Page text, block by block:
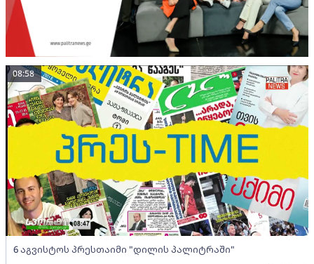
6 აგვისტოს პრესთაიმი "დილის პალიტრაში"
08:58